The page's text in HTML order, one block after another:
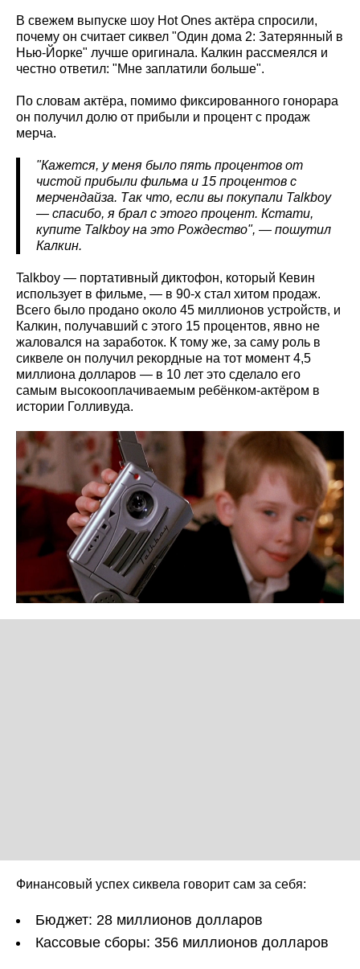
В свежем выпуске шоу Hot Ones актёра спросили,
почему он считает сиквел "Один дома 2: Затерянный в
Нью-Йорке" лучше оригинала. Калкин рассмеялся и
честно ответил: "Мне заплатили больше".
По словам актёра, помимо фиксированного гонорара
он получил долю от прибыли и процент с продаж
мерча.
"Кажется, у меня было пять процентов от
чистой прибыли фильма и 15 процентов с
мерчендайза. Так что, если вы покупали Talkboy
— спасибо, я брал с этого процент. Кстати,
купите Talkboyна это Рождество", — пошутил
Калкин.
Talkboy — портативный диктофон, который Кевин
использует в фильме, — в 90-х стал хитом продаж.
Всего было продано около 45 миллионов устройств, и
Калкин, получавший с этого 15 процентов, явно не
жаловался на заработок. К тому же, за саму роль в
сиквеле он получил рекордные на тот момент 4,5
миллиона долларов — в 10 лет это сделало его
самым высокооплачиваемым ребёнком-актёром в
истории Голливуда.
Финансовый успех сиквела говорит сам за себя:
Бюджет: 28 миллионов долларов
Кассовые сборы: 356 миллионов долларов